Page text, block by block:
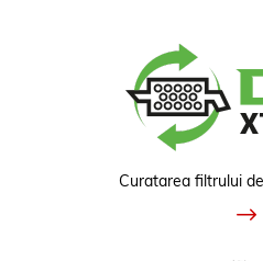
Curatarea filtrului